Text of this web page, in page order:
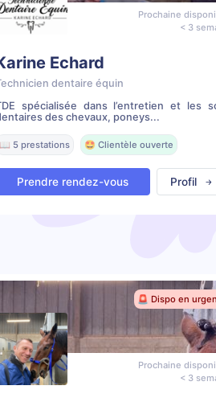
Prochaine
< 3
Echard
dentaire équin
spécialisée dans l’entretien et les
des chevaux, poneys...
📖 5 prestations 🤩 Clientèle ouverte
Prendre rendez-vous Profil
🚨 Dispo en
Prochaine
< 3